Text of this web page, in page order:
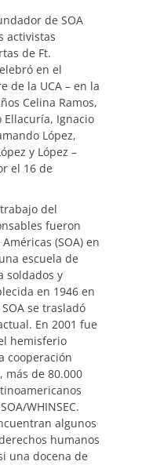
de SOA
activistas
de Ft.
en el
de la UCA – en la
Celina Ramos,
Ellacuría, Ignacio
López,
y López –
el 16 de
del
fueron
(SOA) en
escuela de
soldados y
en 1946 en
se trasladó
En 2001 fue
hemisferio
cooperación
más de 80.000
WHINSEC.
algunos
humanos
una docena de